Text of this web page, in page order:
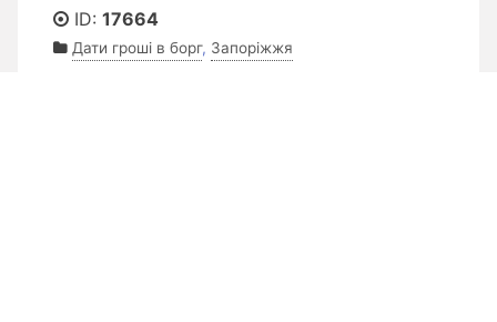
ID: 17664
Дати гроші в борг, Запоріжжя